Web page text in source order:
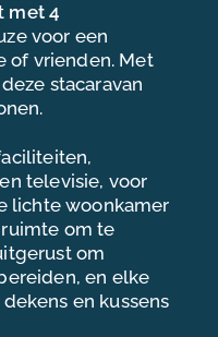
ERVARING
met 4
voor een
of vrienden. Met
stacaravan
televisie, voor
lichte woonkamer
om te
om
en elke
en kussens